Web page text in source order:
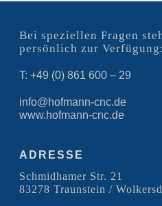
Bei speziellen Fragen
persönlich zur Verfügung:
T: +49 (0) 861 600 – 29
info@hofmann-cnc.de
www.hofmann-cnc.de
ADRESSE
Schmidhamer Str. 21
83278 Traunstein /